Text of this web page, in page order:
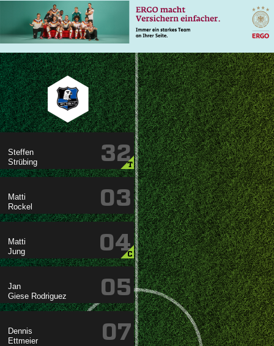


32
T


03


04
C

 
05


07